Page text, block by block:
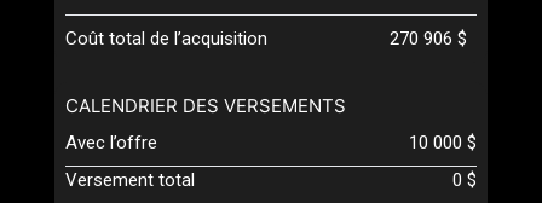
Coût total de l’acquisition 270 906 $
CALENDRIER DES VERSEMENTS
Avec l’offre
10 000 $
Versement total
0 $